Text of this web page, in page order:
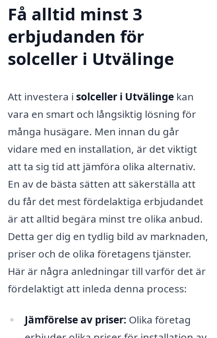
Få alltid minst 3
erbjudanden för
solceller i Utvälinge
Att investera i solceller i Utvälinge kan
vara en smart och långsiktig lösning för
många husägare. Men innan du går
vidare med en installation, är det viktigt
att ta sig tid att jämföra olika alternativ.
En av de bästa sätten att säkerställa att
du får det mest fördelaktiga erbjudandet
är att alltid begära minst tre olika anbud.
Detta ger dig en tydlig bild av marknaden,
priser och de olika företagens tjänster.
Här är några anledningar till varför det är
fördelaktigt att inleda denna process:
Jämförelse av priser: Olika företag